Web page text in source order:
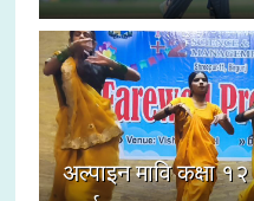
अल्पाइन मावि कक्षा १२